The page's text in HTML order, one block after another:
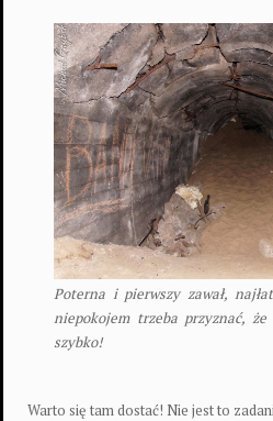
Poterna i pierwszy zawał,
niepokojem trzeba przyznać,
szybko!
Warto się tam dostać! Nie jest to